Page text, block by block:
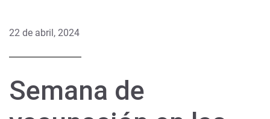
22 de abril, 2024
Semana de